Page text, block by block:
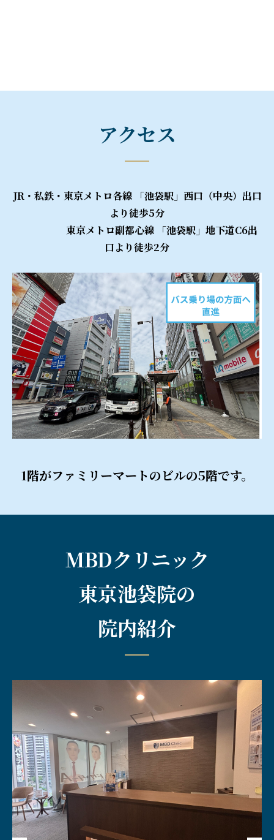
アクセス
JR・私鉄・東京メトロ各線 「池袋駅」西口（中央）出口
より徒歩5分
東京メトロ副都心線 「池袋駅」地下道C6出
口より徒歩2分
1階がファミリーマートのビルの5階です。
MBDクリニック
東京池袋院の
院内紹介